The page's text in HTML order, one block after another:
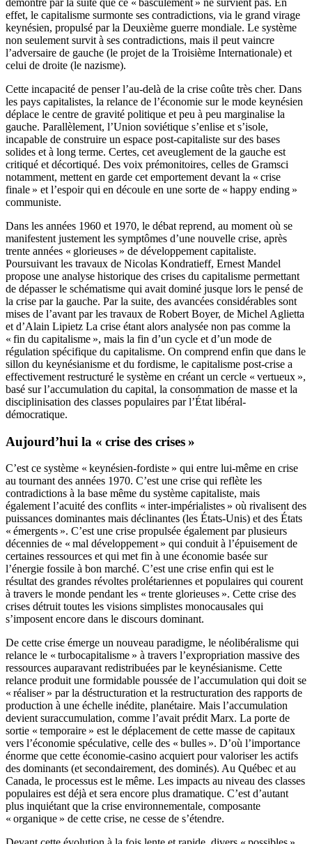
démontre par la suite que ce « basculement » ne survient pas. En
effet, le capitalisme surmonte ses contradictions, via le grand virage
keynésien, propulsé par la Deuxième guerre mondiale. Le système
non seulement survit à ses contradictions, mais il peut vaincre
l’adversaire de gauche (le projet de la Troisième Internationale) et
celui de droite (le nazisme).
Cette incapacité de penser l’au-delà de la crise coûte très cher. Dans
les pays capitalistes, la relance de l’économie sur le mode keynésien
déplace le centre de gravité politique et peu à peu marginalise la
gauche. Parallèlement, l’Union soviétique s’enlise et s’isole,
incapable de construire un espace post-capitaliste sur des bases
solides et à long terme. Certes, cet aveuglement de la gauche est
critiqué et décortiqué. Des voix prémonitoires, celles de Gramsci
notamment, mettent en garde cet emportement devant la « crise
finale » et l’espoir qui en découle en une sorte de « happy ending »
communiste.
Dans les années 1960 et 1970, le débat reprend, au moment où se
manifestent justement les symptômes d’une nouvelle crise, après
trente années « glorieuses » de développement capitaliste.
Poursuivant les travaux de Nicolas Kondratieff, Ernest Mandel
propose une analyse historique des crises du capitalisme permettant
de dépasser le schématisme qui avait dominé jusque lors le pensé de
la crise par la gauche. Par la suite, des avancées considérables sont
mises de l’avant par les travaux de Robert Boyer, de Michel Aglietta
et d’Alain Lipietz La crise étant alors analysée non pas comme la
« fin du capitalisme », mais la fin d’un cycle et d’un mode de
régulation spécifique du capitalisme. On comprend enfin que dans le
sillon du keynésianisme et du fordisme, le capitalisme post-crise a
effectivement restructuré le système en créant un cercle « vertueux »,
basé sur l’accumulation du capital, la consommation de masse et la
disciplinisation des classes populaires par l’État libéral-
démocratique.
Aujourd’hui la « crise des crises »
C’est ce système « keynésien-fordiste » qui entre lui-même en crise
au tournant des années 1970. C’est une crise qui reflète les
contradictions à la base même du système capitaliste, mais
également l’acuité des conflits « inter-impérialistes » où rivalisent des
puissances dominantes mais déclinantes (les États-Unis) et des États
« émergents ». C’est une crise propulsée également par plusieurs
décennies de « mal développement » qui conduit à l’épuisement de
certaines ressources et qui met fin à une économie basée sur
l’énergie fossile à bon marché. C’est une crise enfin qui est le
résultat des grandes révoltes prolétariennes et populaires qui courent
à travers le monde pendant les « trente glorieuses ». Cette crise des
crises détruit toutes les visions simplistes monocausales qui
s’imposent encore dans le discours dominant.
De cette crise émerge un nouveau paradigme, le néolibéralisme qui
relance le « turbocapitalisme » à travers l’expropriation massive des
ressources auparavant redistribuées par le keynésianisme. Cette
relance produit une formidable poussée de l’accumulation qui doit se
« réaliser » par la déstructuration et la restructuration des rapports de
production à une échelle inédite, planétaire. Mais l’accumulation
devient suraccumulation, comme l’avait prédit Marx. La porte de
sortie « temporaire » est le déplacement de cette masse de capitaux
vers l’économie spéculative, celle des « bulles ». D’où l’importance
énorme que cette économie-casino acquiert pour valoriser les actifs
des dominants (et secondairement, des dominés). Au Québec et au
Canada, le processus est le même. Les impacts au niveau des classes
populaires est déjà et sera encore plus dramatique. C’est d’autant
plus inquiétant que la crise environnementale, composante
« organique » de cette crise, ne cesse de s’étendre.